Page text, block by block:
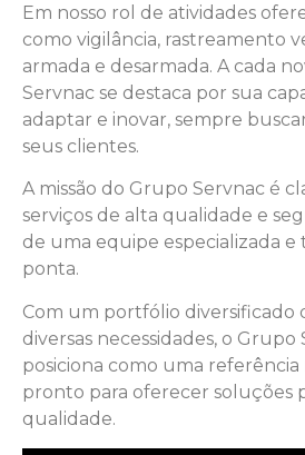
Em nosso rol de atividades
como vigilância, rastreamento
armada e desarmada. A cada
Servnac se destaca por sua
adaptar e inovar, sempre
seus clientes.
A missão do Grupo Servnac é
serviços de alta qualidade e
de uma equipe especializada e
ponta.
Com um portfólio diversificado
diversas necessidades, o Grupo
posiciona como uma
pronto para oferecer soluções
qualidade.